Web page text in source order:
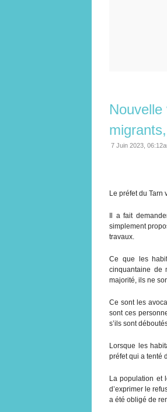
7 Juin 2023,
Le préfet du Tarn
Il a fait
simplement
travaux.
Ce que les
cinquantaine de
majorité, ils ne
Ce sont les
sont ces
s’ils sont
Lorsque les
préfet qui a tenté
La population et
d’exprimer le
a été obligé de